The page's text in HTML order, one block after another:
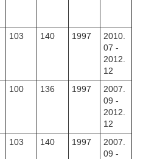
103 140 1997
2010.
07 -
2012.
12
100 136 1997
2007.
09 -
2012.
12
103 140 1997
2007.
09 -